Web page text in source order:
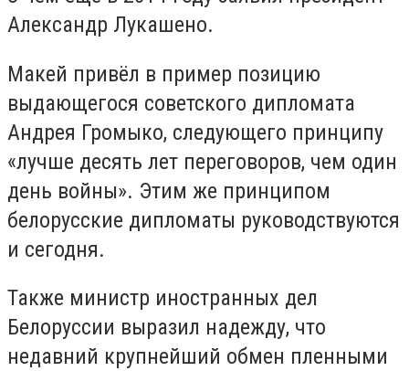
Александр Лукашено.
Макей привёл в пример позицию
выдающегося советского дипломата
Андрея Громыко, следующего принципу
«лучше десять лет переговоров, чем один
день войны». Этим же принципом
белорусские дипломаты руководствуются
и сегодня.
Также министр иностранных дел
Белоруссии выразил надежду, что
недавний крупнейший обмен пленными